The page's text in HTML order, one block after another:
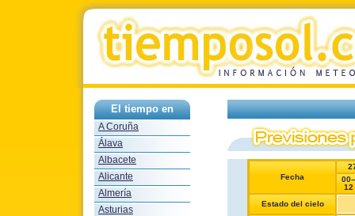
El tiempo en
A Coruña
Álava
Albacete
Alicante
Almería
Asturias
Fecha
00–
12
Estado del cielo